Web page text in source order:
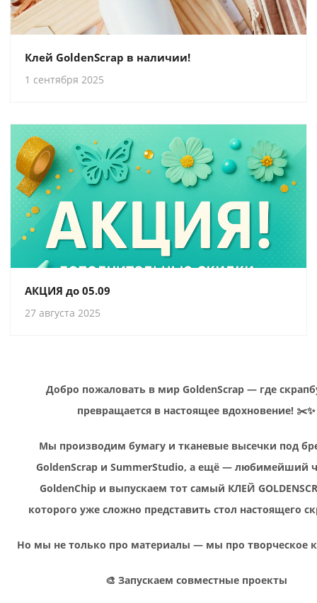
Клей GoldenScrap в наличии!
1 сентября 2025
АКЦИЯ до 05.09
27 августа 2025
Добро пожаловать в мир GoldenScrap — где
превращается в настоящее вдохновение! ✂️✨
Мы производим бумагу и тканевые высечки под
GoldenScrap и SummerStudio, а ещё — любимейший
GoldenChip и выпускаем тот самый КЛЕЙ
которого уже сложно представить стол настоящего
Но мы не только про материалы — мы про творческое
🎨 Запускаем совместные проекты